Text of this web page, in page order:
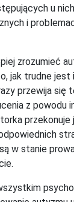
u
i
zrozumieć
jak trudne jest
przewija się
z powodu
przekonuje
w stanie